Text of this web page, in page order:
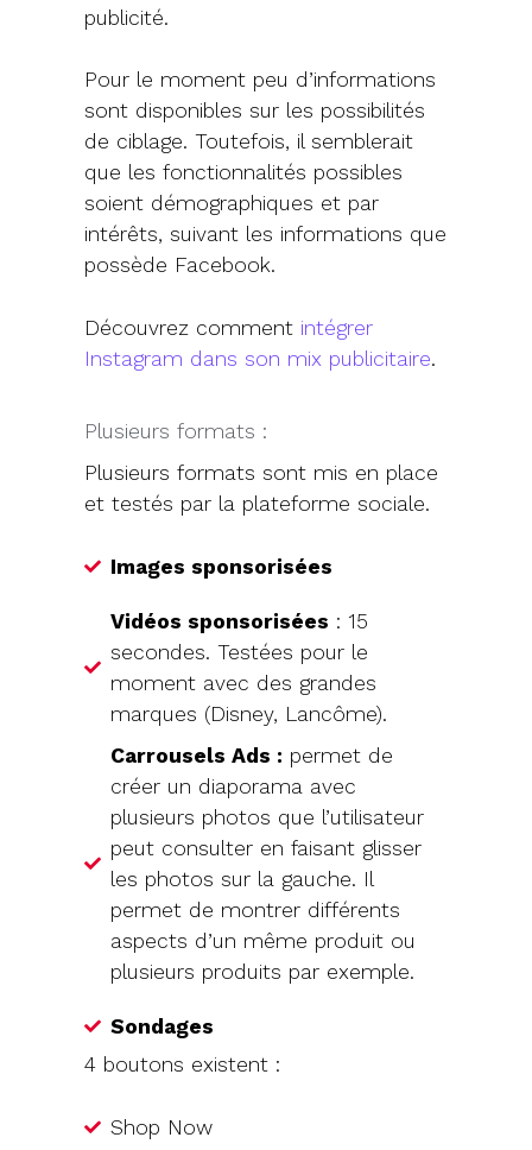
publicité.
Pour le moment peu d’informations
sont disponibles sur les possibilités
de ciblage. Toutefois, il semblerait
que les fonctionnalités possibles
soient démographiques et par
intérêts, suivant les informations que
possède Facebook.
Découvrez comment intégrer
Instagram dans son mix publicitaire.
Plusieurs formats :
Plusieurs formats sont mis en place
et testés par la plateforme sociale.
Images sponsorisées
Vidéos sponsorisées : 15
secondes. Testées pour le
moment avec des grandes
marques (Disney, Lancôme).
Carrousels Ads : permet de
créer un diaporama avec
plusieurs photos que l’utilisateur
peut consulter en faisant glisser
les photos sur la gauche. Il
permet de montrer différents
aspects d’un même produit ou
plusieurs produits par exemple.
Sondages
4 boutons existent :
Shop Now